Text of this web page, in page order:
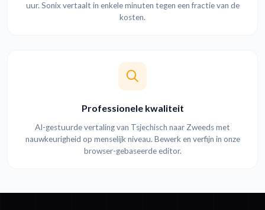
uur. Sonix vertaalt in enkele minuten tegen een fractie van de
kosten.
Professionele kwaliteit
AI-gestuurde vertaling van Tsjechisch naar Zweeds met
nauwkeurigheid op menselijk niveau. Bewerk en verfijn in onze
browser-gebaseerde editor.